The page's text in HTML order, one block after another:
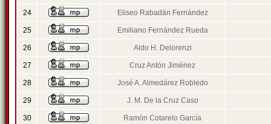
24 Eliseo Rabadán Fernández
25 Emiliano Fernández Rueda
26 Aldo H. Delorenzi
27 Cruz Antón Jiménez
28 José A. Almedárez Robledo
29 J. M. De la Cruz Caso
30 Ramón Cotarelo García